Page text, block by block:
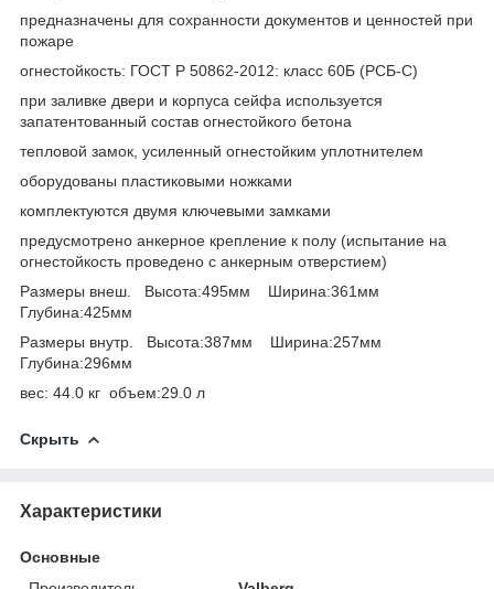
предназначены для сохранности документов и ценностей при
пожаре
огнестойкость: ГОСТ Р 50862-2012: класс 60Б (РСБ-С)
при заливке двери и корпуса сейфа используется
запатентованный состав огнестойкого бетона
тепловой замок, усиленный огнестойким уплотнителем
оборудованы пластиковыми ножками
комплектуются двумя ключевыми замками
предусмотрено анкерное крепление к полу (испытание на
огнестойкость проведено с анкерным отверстием)
Размеры внеш. Высота:495мм Ширина:361мм
Глубина:425мм
Размеры внутр. Высота:387мм Ширина:257мм
Глубина:296мм
вес: 44.0 кг объем:29.0 л
Скрыть
Характеристики
Основные